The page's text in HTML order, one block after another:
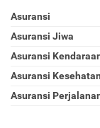
Asuransi
Asuransi Jiwa
Asuransi
Asuransi Kesehatan
Asuransi